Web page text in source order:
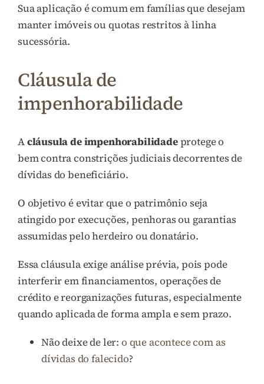
Sua aplicação é comum em famílias que desejam
manter imóveis ou quotas restritos à linha
sucessória.
Cláusula de
impenhorabilidade
Acláusula de impenhorabilidadeprotege o
bem contra constrições judiciais decorrentes de
dívidas do beneficiário.
O objetivo é evitar que o patrimônio seja
atingido por execuções, penhoras ou garantias
assumidas pelo herdeiro ou donatário.
Essa cláusula exige análise prévia, pois pode
interferir em financiamentos, operações de
crédito e reorganizações futuras, especialmente
quando aplicada de forma ampla e sem prazo.
Não deixe de ler: o que acontece com as
dívidas do falecido?